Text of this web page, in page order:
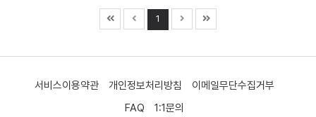
1
서비스이용약관 개인정보처리방침
이메일무단수집거부
FAQ
1:1문의